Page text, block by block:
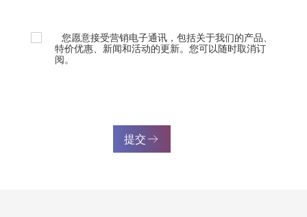
您愿意接受营销电子通讯，包括关于我们的产品、
特价优惠、新闻和活动的更新。您可以随时取消订
阅。
提交